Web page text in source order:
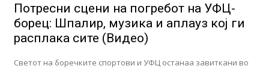
Потресни сцени на погребот на УФЦ-
борец: Шпалир, музика и аплауз кој ги
расплака сите (Видео)
Светот на боречките спортови и УФЦ останаа завиткани во